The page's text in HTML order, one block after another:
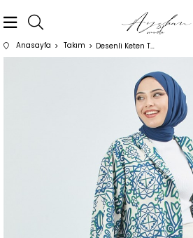
Anasayfa Takım Desenli Keten Takım Mavi